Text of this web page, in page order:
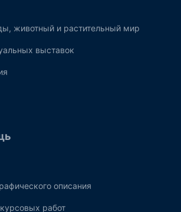
животный и растительный мир
выставок
описания
работ